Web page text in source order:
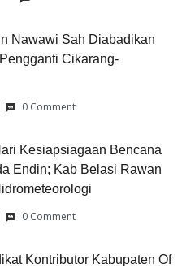
Nawawi Sah Diabadikan
Cikarang-
0 Comment
Kesiapsiagaan Bencana
Endin; Kab Belasi Rawan
0 Comment
Kontributor Kabupaten Of